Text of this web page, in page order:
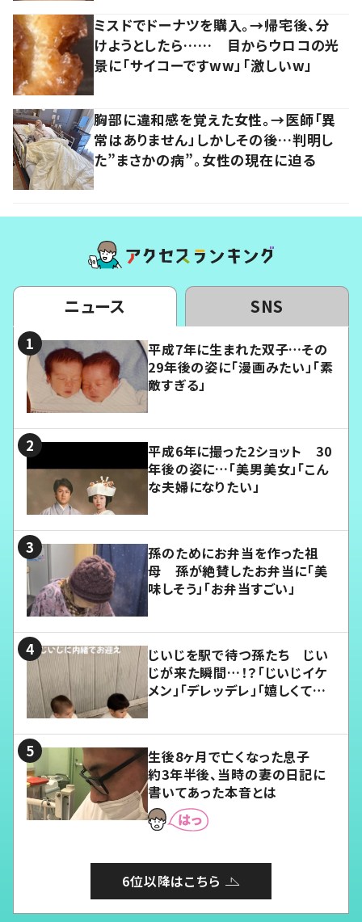
ミスドでドーナツを購入。→帰宅後、分
けようとしたら…… 目からウロコの光
景に「サイコーですww」「激しいw」
胸部に違和感を覚えた女性。→医師「異
常はありません」しかしその後…判明し
た”まさかの病”。女性の現在に迫る
ニュース SNS
平成7年に生まれた双子…その
29年後の姿に「漫画みたい」「素
敵すぎる」
平成6年に撮った2ショット 30
年後の姿に…「美男美女」「こん
な夫婦になりたい」
孫のためにお弁当を作った祖
母 孫が絶賛したお弁当に「美
味しそう」「お弁当すごい」
じいじを駅で待つ孫たち じい
じが来た瞬間…！？「じいじイケ
メン」「デレッデレ」「嬉しくて可
生後8ヶ月で亡くなった息子
約3年半後、当時の妻の日記に
書いてあった本音とは
6位以降はこちら